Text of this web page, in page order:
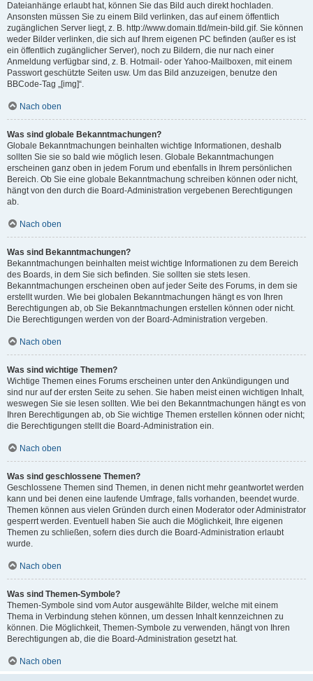
Dateianhänge erlaubt hat, können Sie das Bild auch direkt hochladen.
Ansonsten müssen Sie zu einem Bild verlinken, das auf einem öffentlich
zugänglichen Server liegt, z. B. http://www.domain.tld/mein-bild.gif. Sie können
weder Bilder verlinken, die sich auf Ihrem eigenen PC befinden (außer es ist
ein öffentlich zugänglicher Server), noch zu Bildern, die nur nach einer
Anmeldung verfügbar sind, z. B. Hotmail- oder Yahoo-Mailboxen, mit einem
Passwort geschützte Seiten usw. Um das Bild anzuzeigen, benutze den
BBCode-Tag „[img]“.
Nach oben
Was sind globale Bekanntmachungen?
Globale Bekanntmachungen beinhalten wichtige Informationen, deshalb
sollten Sie sie so bald wie möglich lesen. Globale Bekanntmachungen
erscheinen ganz oben in jedem Forum und ebenfalls in Ihrem persönlichen
Bereich. Ob Sie eine globale Bekanntmachung schreiben können oder nicht,
hängt von den durch die Board-Administration vergebenen Berechtigungen
ab.
Nach oben
Was sind Bekanntmachungen?
Bekanntmachungen beinhalten meist wichtige Informationen zu dem Bereich
des Boards, in dem Sie sich befinden. Sie sollten sie stets lesen.
Bekanntmachungen erscheinen oben auf jeder Seite des Forums, in dem sie
erstellt wurden. Wie bei globalen Bekanntmachungen hängt es von Ihren
Berechtigungen ab, ob Sie Bekanntmachungen erstellen können oder nicht.
Die Berechtigungen werden von der Board-Administration vergeben.
Nach oben
Was sind wichtige Themen?
Wichtige Themen eines Forums erscheinen unter den Ankündigungen und
sind nur auf der ersten Seite zu sehen. Sie haben meist einen wichtigen Inhalt,
weswegen Sie sie lesen sollten. Wie bei den Bekanntmachungen hängt es von
Ihren Berechtigungen ab, ob Sie wichtige Themen erstellen können oder nicht;
die Berechtigungen stellt die Board-Administration ein.
Nach oben
Was sind geschlossene Themen?
Geschlossene Themen sind Themen, in denen nicht mehr geantwortet werden
kann und bei denen eine laufende Umfrage, falls vorhanden, beendet wurde.
Themen können aus vielen Gründen durch einen Moderator oder Administrator
gesperrt werden. Eventuell haben Sie auch die Möglichkeit, Ihre eigenen
Themen zu schließen, sofern dies durch die Board-Administration erlaubt
wurde.
Nach oben
Was sind Themen-Symbole?
Themen-Symbole sind vom Autor ausgewählte Bilder, welche mit einem
Thema in Verbindung stehen können, um dessen Inhalt kennzeichnen zu
können. Die Möglichkeit, Themen-Symbole zu verwenden, hängt von Ihren
Berechtigungen ab, die die Board-Administration gesetzt hat.
Nach oben